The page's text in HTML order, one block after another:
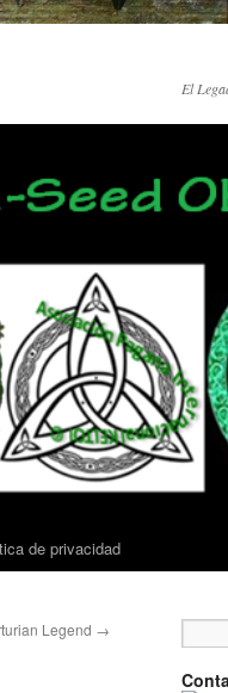
El
de privacidad
Legend →